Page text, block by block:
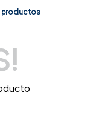
productos